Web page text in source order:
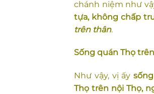
chánh niệm như
tựa, không chấp
trên thân.
Sống quán Thọ
Như vậy, vị ấy
Thọ trên nội Thọ,